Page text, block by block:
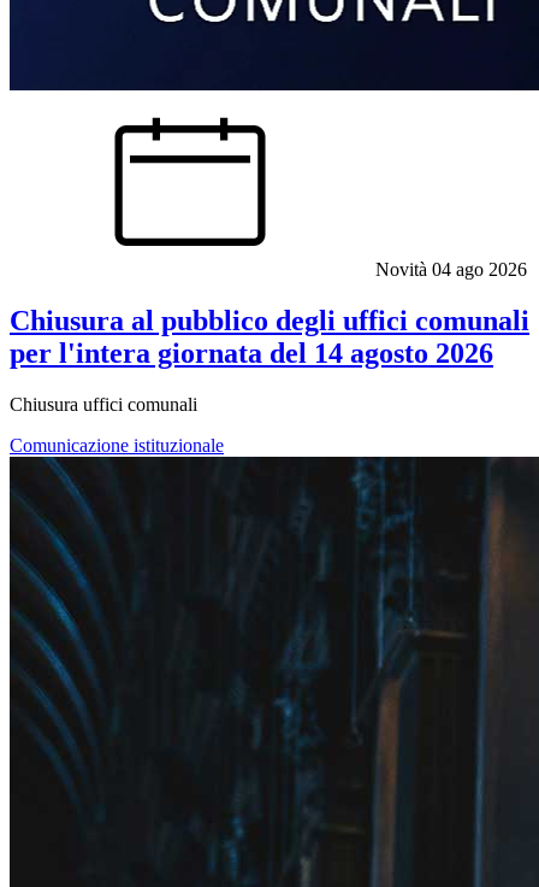
Novità 04 ago 2026
Chiusura al pubblico degli uffici comunali
per l'intera giornata del 14 agosto 2026
Chiusura uffici comunali
Comunicazione istituzionale